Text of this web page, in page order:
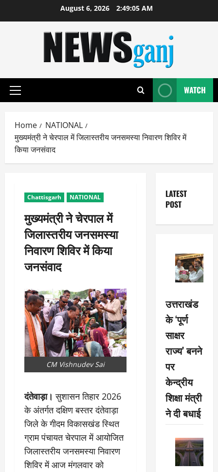
August 6, 2026 2:49:05 AM
Primary
WATCH
Home
NATIONAL
मुख्यमंत्री ने चेरपाल में जिलास्तरीय जनसमस्या निवारण शिविर में
किया जनसंवाद
Chattisgarh NATIONAL
मुख्यमंत्री ने चेरपाल में
जिलास्तरीय जनसमस्या
निवारण शिविर में किया
जनसंवाद
CM Vishnudev Sai
दंतेवाड़ा। सुशासन तिहार 2026
के अंतर्गत दक्षिण बस्तर दंतेवाड़ा
जिले के गीदम विकासखंड स्थित
ग्राम पंचायत चेरपाल में आयोजित
जिलास्तरीय जनसमस्या निवारण
शिविर में आज मंगलवार काे
LATEST
POST
उत्तराखंड
के ‘पूर्ण
साक्षर
राज्य’ बनने
पर
केन्द्रीय
शिक्षा मंत्री
ने दी बधाई